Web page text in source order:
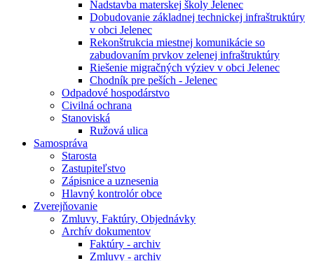
Nadstavba materskej školy Jelenec
Dobudovanie základnej technickej infraštruktúry
v obci Jelenec
Rekonštrukcia miestnej komunikácie so
zabudovaním prvkov zelenej infraštruktúry
Riešenie migračných výziev v obci Jelenec
Chodník pre peších - Jelenec
Odpadové hospodárstvo
Civilná ochrana
Stanoviská
Ružová ulica
Samospráva
Starosta
Zastupiteľstvo
Zápisnice a uznesenia
Hlavný kontrolór obce
Zverejňovanie
Zmluvy, Faktúry, Objednávky
Archív dokumentov
Faktúry - archiv
Zmluvy - archiv